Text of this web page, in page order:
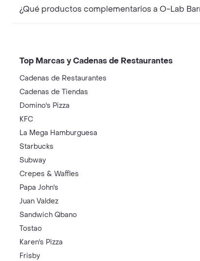
Top Marcas y Cadenas de Restaurantes
Cadenas de Restaurantes
Cadenas de Tiendas
Domino's Pizza
KFC
La Mega Hamburguesa
Starbucks
Subway
Crepes & Waffles
Papa John's
Juan Valdez
Sandwich Qbano
Tostao
Karen's Pizza
Frisby